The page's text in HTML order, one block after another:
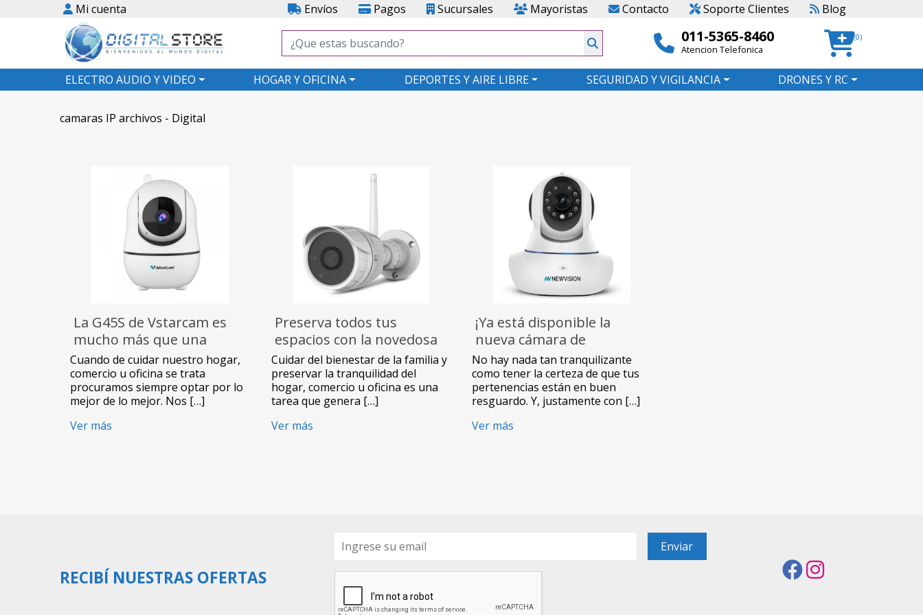
Mi cuenta Envíos Pagos Sucursales Mayoristas Contacto Soporte Clientes Blog
011-5365-8460
Atencion Telefonica
(0)
ELECTRO AUDIO Y VIDEO HOGAR Y OFICINA DEPORTES Y AIRE LIBRE SEGURIDAD Y VIGILANCIA DRONES Y RC
camaras IP archivos - Digital
La G45S de Vstarcam es
mucho más que una
cámara de seguridad
Cuando de cuidar nuestro hogar,
comercio u oficina se trata
procuramos siempre optar por lo
mejor de lo mejor. Nos […]
Ver más
Preserva todos tus
espacios con la novedosa
cámara C17 de Vstarcam
Cuidar del bienestar de la familia y
preservar la tranquilidad del
hogar, comercio u oficina es una
tarea que genera […]
Ver más
¡Ya está disponible la
nueva cámara de
seguridad IP de
NewVision!
No hay nada tan tranquilizante
como tener la certeza de que tus
pertenencias están en buen
resguardo. Y, justamente con […]
Ver más
RECIBÍ NUESTRAS OFERTAS